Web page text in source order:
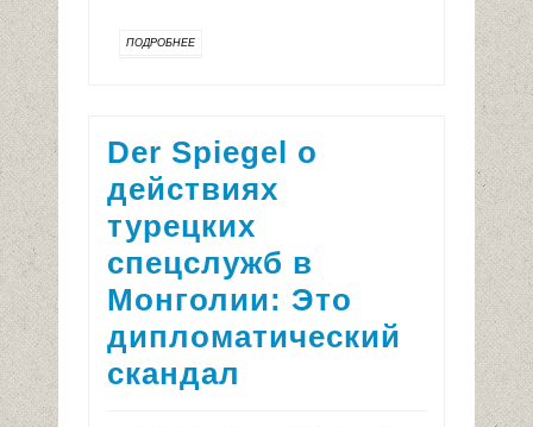
ПОДРОБНЕЕ
Der Spiegel о
действиях
турецких
спецслужб в
Монголии: Это
дипломатический
скандал